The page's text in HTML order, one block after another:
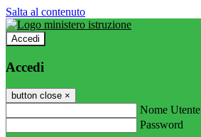
Salta al contenuto
Accedi
Accedi
button close ×
Nome Utente
Password